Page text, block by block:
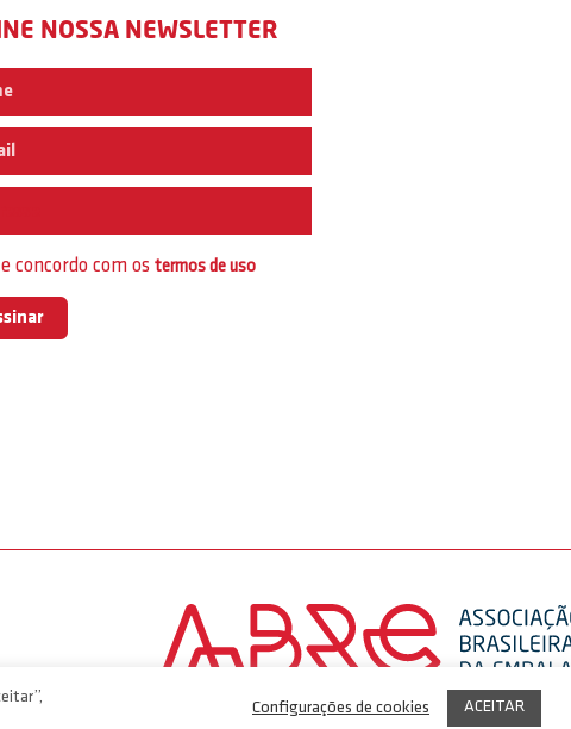
NOSSA NEWSLETTER
e concordo com ostermos de uso
Configurações de cookies ACEITAR